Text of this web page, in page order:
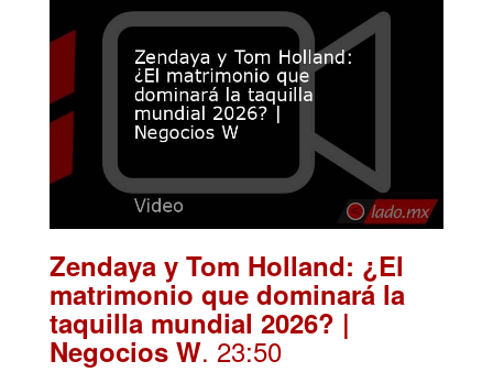
Zendaya y Tom Holland: ¿El
matrimonio que dominará la
taquilla mundial 2026? |
Negocios W. 23:50